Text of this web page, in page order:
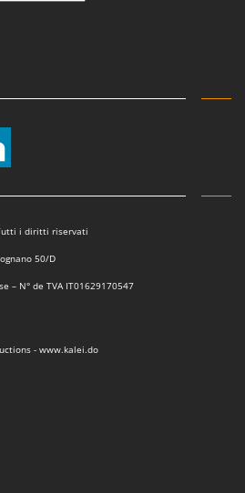
i diritti riservati
50/D
– N° de TVA IT01629170547
- www.kalei.do